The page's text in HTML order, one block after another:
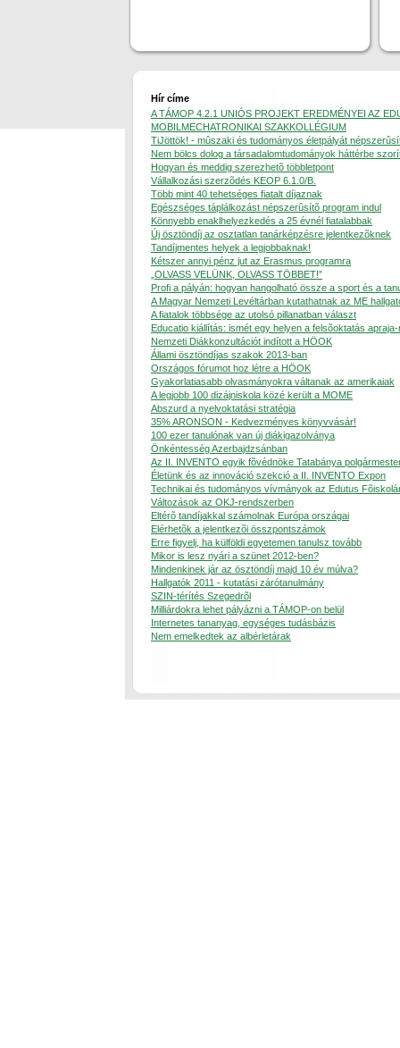
Hír címe
A TÁMOP 4.2.1 UNIÓS PROJEKT EREDMÉNYEI AZ
MOBILMECHATRONIKAI SZAKKOLLÉGIUM
TiJöttök! - mûszaki és tudományos életpályát
Nem bölcs dolog a társadalomtudományok háttérbe
Hogyan és meddig szerezhetõ többletpont
Vállalkozási szerzõdés KEOP 6.1.0/B.
Több mint 40 tehetséges fiatalt díjaznak
Egészséges táplálkozást népszerûsítõ program indul
Könnyebb enaklhelyezkedés a 25 évnél fiatalabbak
Új ösztöndíj az osztatlan tanárképzésre jelentkezõknek
Tandíjmentes helyek a legjobbaknak!
Kétszer annyi pénz jut az Erasmus programra
„OLVASS VELÜNK, OLVASS TÖBBET!”
Profi a pályán: hogyan hangolható össze a sport és a
A Magyar Nemzeti Levéltárban kutathatnak az ME
A fiatalok többsége az utolsó pillanatban választ
Educatio kiállítás: ismét egy helyen a felsõoktatás
Nemzeti Diákkonzultációt indított a HÖOK
Állami ösztöndíjas szakok 2013-ban
Országos fórumot hoz létre a HÖOK
Gyakorlatiasabb olvasmányokra váltanak az amerikaiak
A legjobb 100 dizájniskola közé került a MOME
Abszurd a nyelvoktatási stratégia
35% ARONSON - Kedvezményes könyvvásár!
100 ezer tanulónak van új diákigazolványa
Önkéntesség Azerbajdzsánban
Az II. INVENTO egyik fõvédnöke Tatabánya
Életünk és az innováció szekció a II. INVENTO Expon
Technikai és tudományos vívmányok az Edutus
Változások az OKJ-rendszerben
Eltérõ tandíjakkal számolnak Európa országai
Elérhetõk a jelentkezõi összpontszámok
Erre figyelj, ha külföldi egyetemen tanulsz tovább
Mikor is lesz nyári a szünet 2012-ben?
Mindenkinek jár az ösztöndíj majd 10 év múlva?
Hallgatók 2011 - kutatási zárótanulmány
SZIN-térítés Szegedrõl
Milliárdokra lehet pályázni a TÁMOP-on belül
Internetes tananyag, egységes tudásbázis
Nem emelkedtek az albérletárak